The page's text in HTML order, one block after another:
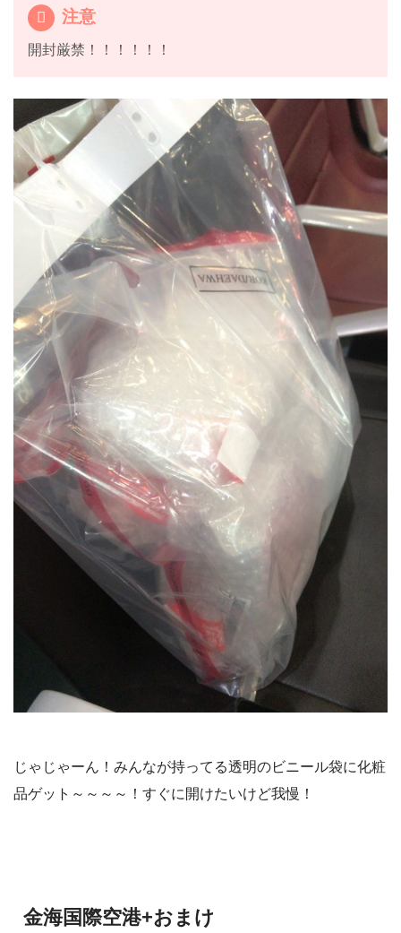
注意
開封厳禁！！！！！！
じゃじゃーん！みんなが持ってる透明のビニール袋に化粧
品ゲット～～～～！すぐに開けたいけど我慢！
金海国際空港+おまけ